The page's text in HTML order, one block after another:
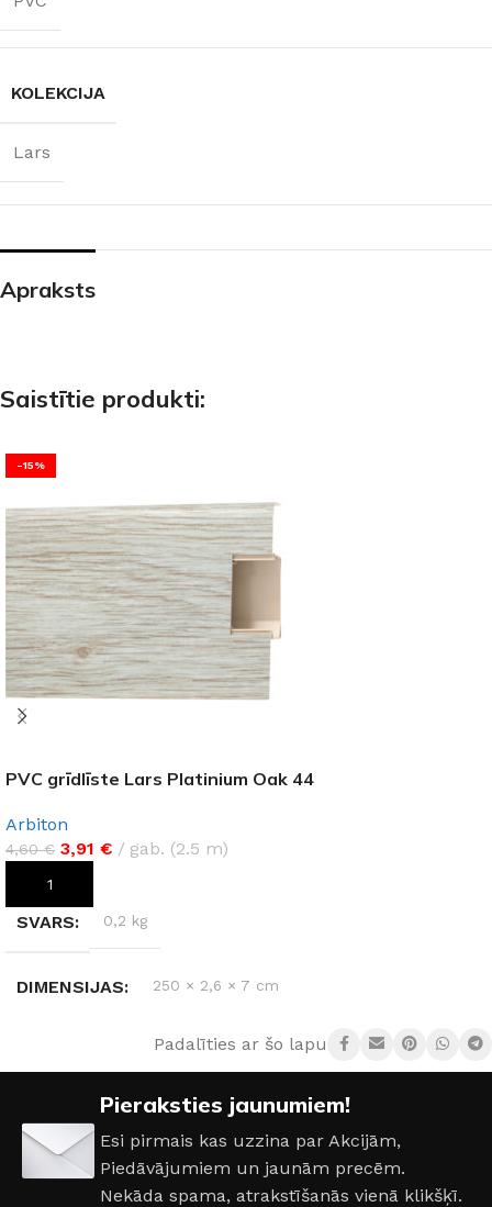
KOLEKCIJA
Lars
Apraksts
Saistītie produkti:
-15%
PVC grīdlīste Lars Platinium Oak 44
Arbiton
4,60€ 3,91 € gab. (2.5 m)
PIEVIENOT GROZAM
SVARS 0,2 kg
DIMENSIJAS 250 × 2,6 × 7 cm
Arbiton
MATERIĀLS PVC
Padalīties ar šo lapu:
Pieraksties jaunumiem!
Esi pirmais kas uzzina par Akcijām,
Piedāvājumiem un jaunām precēm.
Nekāda spama, atrakstīšanās vienā klikšķī.